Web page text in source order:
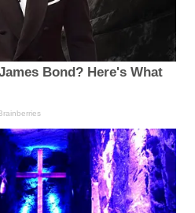
Bond? Here's What
Brainberries